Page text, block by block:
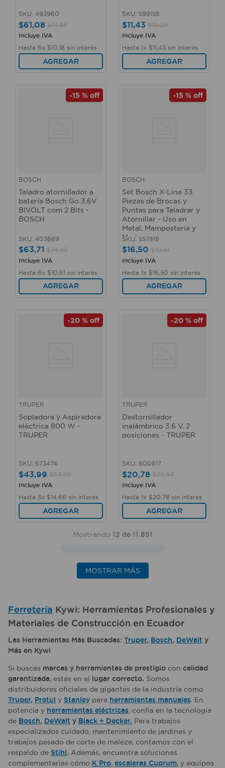
SKU: 493960
$61,08 $71,86
Incluye IVA
Hasta 6x $10 18 sin interés
AGREGAR
SKU: 599158
$11,43 $12,29
Incluye IVA
Hasta 1x $11 43 sin interés
AGREGAR
-15 % off
BOSCH
Taladro atornillador a
batería Bosch Go 3,6V
BIVOLT com 2 Bits -
BOSCH
SKU: 403689
$63,71 $74,95
Incluye IVA
Hasta 6x $10 61 sin interés
AGREGAR
-15 % off
BOSCH
Set Bosch X-Line 33
Piezas de Brocas y
Puntas para Taladrar y
Atornillar - Uso en
Metal, Mampostería y
Madera
SKU: 557818
$16,50 $19,41
Incluye IVA
Hasta 1x $16 50 sin interés
AGREGAR
-20 % off
TRUPER
Sopladora y Aspiradora
eléctrica 800 W -
TRUPER
SKU: 673474
$43,99 $54,99
Incluye IVA
Hasta 3x $14 66 sin interés
AGREGAR
-20 % off
TRUPER
Destornillador
inalámbrico 3.6 V, 2
posiciones - TRUPER
SKU: 600617
$20,78 $25,97
Incluye IVA
Hasta 1x $20 78 sin interés
AGREGAR
Mostrando 12 de 11.851
MOSTRAR MÁS
Ferretería Kywi: Herramientas Profesionales y
Materiales de Construcción en Ecuador
Las Herramientas Más Buscadas: Truper, Bosch, DeWalt y
Más en Kywi
Si buscas marcas y herramientas de prestigio con calidad
garantizada, estás en el lugar correcto. Somos
distribuidores oficiales de gigantes de la industria como
Truper, Pretul y Stanley para herramientas manuales . En
potencia y herramientas eléctricas, confía en la tecnología
de Bosch, DeWalt y Black + Decker. Para trabajos
especializados cuidado, mantenimiento de jardines y
trabajos pesado de corte de maleza, contamos con el
respaldo de Stihl. Además, encuentra soluciones
complementarias cómo K Pro, escaleras Cuprum, y equipos